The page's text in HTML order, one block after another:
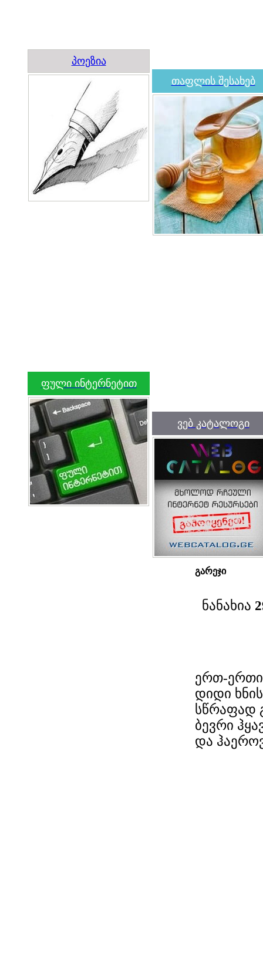
პოეზია
თაფლის შესახებ
ფული ინტერნეტით
ვებ კატალოგი
გარეჯი
ნანახია
ერთ-ერთი
დიდი
სწრაფად
ბევრი
და